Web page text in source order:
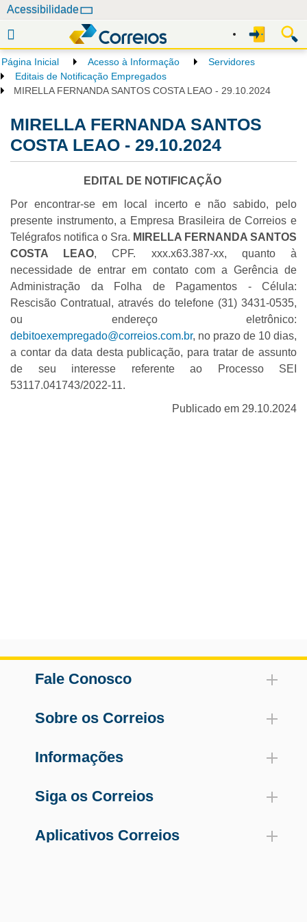
e
g
a
Acessibilidade
Página Inicial Acesso à Informação
Servidores
Editais de Notificação Empregados
MIRELLA FERNANDA SANTOS COSTA LEAO - 29.10.2024
MIRELLA FERNANDA SANTOS
COSTA LEAO - 29.10.2024
EDITAL DE NOTIFICAÇÃO
Por encontrar-se em local incerto e não sabido, pelo
presente instrumento, a Empresa Brasileira de Correios e
Telégrafos notifica o Sra. MIRELLA FERNANDA SANTOS
COSTA LEAO, CPF. xxx.x63.387-xx, quanto à
necessidade de entrar em contato com a Gerência de
Administração da Folha de Pagamentos - Célula:
Rescisão Contratual, através do telefone (31) 3431-0535,
ou endereço eletrônico:
debitoexempregado@correios.com.br, no prazo de 10 dias,
a contar da data desta publicação, para tratar de assunto
de seu interesse referente ao Processo SEI
53117.041743/2022-11.
Publicado em 29.10.2024
Fale Conosco
Sobre os Correios
Informações
Siga os Correios
Aplicativos Correios